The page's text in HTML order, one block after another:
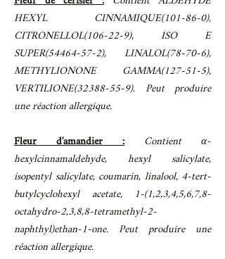
HEXYL CINNAMIQUE(101-86-0),
CITRONELLOL(106-22-9), ISO E
SUPER(54464-57-2), LINALOL(78-70-6),
METHYLIONONE GAMMA(127-51-5),
VERTILIONE(32388-55-9). Peut produire
une réaction allergique.
Fleur d'amandier :
Contient α-
hexylcinnamaldehyde, hexyl salicylate,
isopentyl salicylate, coumarin, linalool, 4-tert-
butylcyclohexyl acetate, 1-(1,2,3,4,5,6,7,8-
octahydro-2,3,8,8-tetramethyl-2-
naphthyl)ethan-1-one. Peut produire une
réaction allergique.